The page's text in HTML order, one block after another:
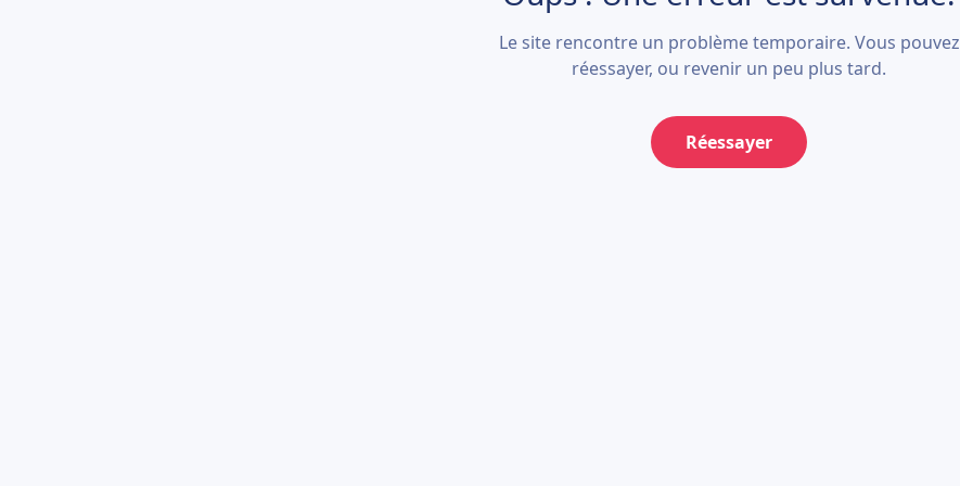
Le site rencontre un problème temporaire. Vous pouvez
réessayer, ou revenir un peu plus tard.
Réessayer